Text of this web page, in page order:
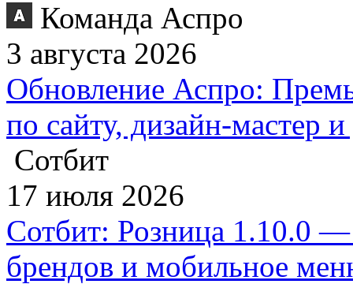
Команда Аспро
3 августа 2026
Обновление Аспро:
по сайту, дизайн-мастер
Сотбит
17 июля 2026
Сотбит: Розница 1.10.0 —
брендов и мобильное